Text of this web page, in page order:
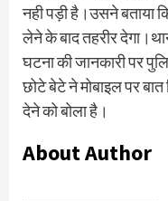
नही पड़ी है।उसने बताया
लेने के बाद तहरीर
घटना की जानकारी पर
छोटे बेटे ने मोबाइल पर
देने को बोला है।
About Author